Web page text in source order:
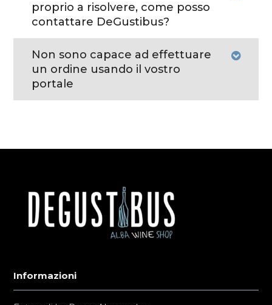
proprio a risolvere, come posso
contattare DeGustibus?
Non sono capace ad effettuare
un ordine usando il vostro
portale
Informazioni